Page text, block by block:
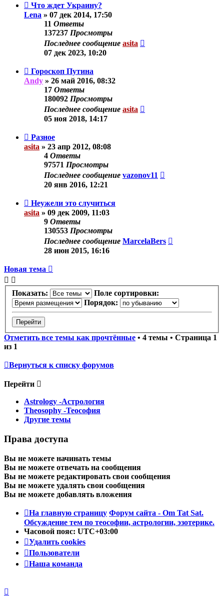
Что ждет Украину?
Lena » 07 дек 2014, 17:50
11 Ответы
137237 Просмотры
Последнее сообщение asita
07 дек 2023, 10:20
Гороскоп Путина
Andy » 26 май 2016, 08:32
17 Ответы
180092 Просмотры
Последнее сообщение asita
05 ноя 2018, 14:17
Разное
asita » 23 апр 2012, 08:08
4 Ответы
97571 Просмотры
Последнее сообщение vazonov11
20 янв 2016, 12:21
Неужели это случиться
asita » 09 дек 2009, 11:03
9 Ответы
130553 Просмотры
Последнее сообщение MarcelaBers
28 июн 2015, 16:16
Новая тема
Показать:
Поле сортировки:
Порядок:
Отметить все темы как прочтённые • 4 темы • Страница 1
из 1
Вернуться к списку форумов
Перейти
Astrology -Астрология
Theosophy -Теософия
Другие темы
Права доступа
Вы не можете начинать темы
Вы не можете отвечать на сообщения
Вы не можете редактировать свои сообщения
Вы не можете удалять свои сообщения
Вы не можете добавлять вложения
На главную страницу Форум сайта - Om Tat Sat.
Обсуждение тем по теософии, астрологии, эзотерике.
Часовой пояс: UTC+03:00
Удалить cookies
Пользователи
Наша команда